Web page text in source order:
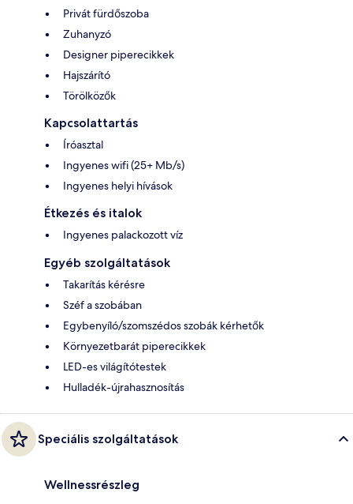
Privát fürdőszoba
Zuhanyzó
Designer piperecikkek
Hajszárító
Törölközők
Kapcsolattartás
Íróasztal
Ingyenes wifi (25+ Mb/s)
Ingyenes helyi hívások
Étkezés és italok
Ingyenes palackozott víz
Egyéb szolgáltatások
Takarítás kérésre
Széf a szobában
Egybenyíló/szomszédos szobák kérhetők
Környezetbarát piperecikkek
LED-es világítótestek
Hulladék-újrahasznosítás
Speciális szolgáltatások
Wellnessrészleg